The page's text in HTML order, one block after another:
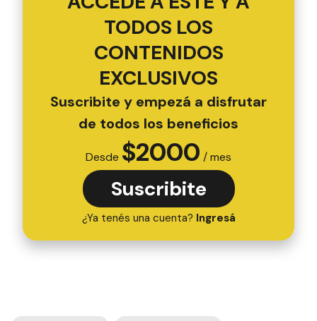
TODOS LOS
CONTENIDOS
EXCLUSIVOS
Suscribite y empezá a disfrutar
de todos los beneficios
Desde $2000 / mes
Suscribite
¿Ya tenés una cuenta? Ingresá